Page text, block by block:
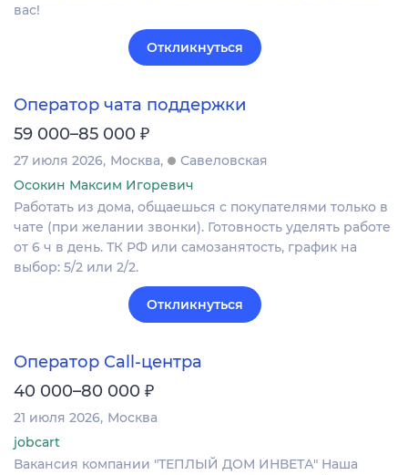
вас!
Откликнуться
Оператор чата поддержки
59 000–85 000 ₽
27 июля 2026 Москва
Савеловская
Осокин Максим Игоревич
Работать из дома, общаешься с покупателями только в
чате (при желании звонки). Готовность уделять работе
от 6 ч в день. ТК РФ или самозанятость, график на
выбор: 5/2 или 2/2.
Откликнуться
Оператор Call-центра
40 000–80 000 ₽
21 июля 2026 Москва
jobcart
Вакансия компании "ТЕПЛЫЙ ДОМ ИНВЕТА" Наша